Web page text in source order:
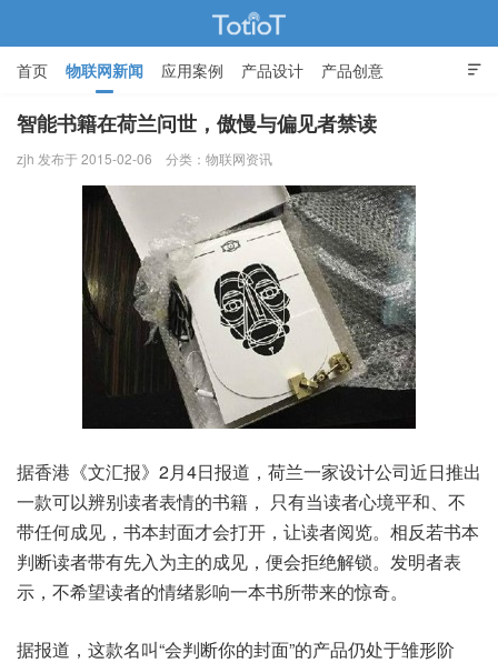
物联网的那些事 - Totiot

首页 物联网新闻 应用案例 产品设计 产品创意
智能家居
智能书籍在荷兰问世，傲慢与偏见者禁读
zjh 发布于 2015-02-06 分类： 物联网资讯
据香港《文汇报》2月4日报道，荷兰一家设计公司近日推出
一款可以辨别读者表情的书籍， 只有当读者心境平和、不
带任何成见，书本封面才会打开，让读者阅览。相反若书本
判断读者带有先入为主的成见，便会拒绝解锁。发明者表
示，不希望读者的情绪影响一本书所带来的惊奇。
据报道，这款名叫“会判断你的封面”的产品仍处于雏形阶